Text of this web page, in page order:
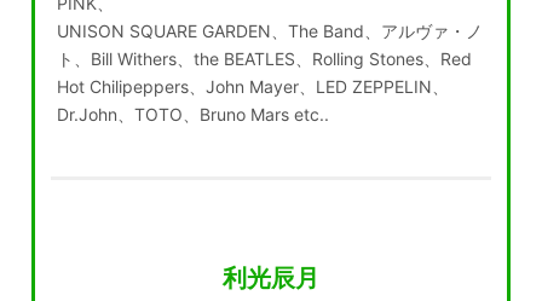
UNISON SQUARE GARDEN、The Band、アルヴァ・ノ
ト、Bill Withers、the BEATLES、Rolling Stones、Red
Hot Chilipeppers、John Mayer、LED ZEPPELIN、
Dr.John、TOTO、Bruno Mars etc..
利光辰月